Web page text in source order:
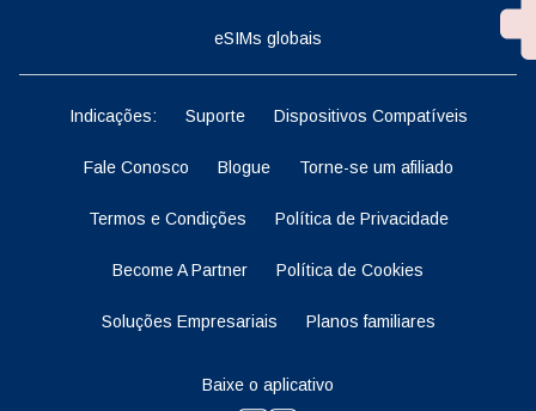
eSIMs globais
Indicações: Suporte Dispositivos Compatíveis
Fale Conosco Blogue Torne-se um afiliado
Termos e Condições Política de Privacidade
Become A Partner Política de Cookies
Soluções Empresariais Planos familiares
Baixe o aplicativo